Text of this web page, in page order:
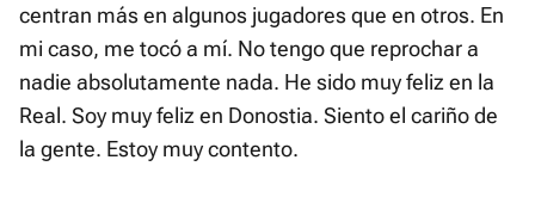
centran más en algunos jugadores que en otros. En
mi caso, me tocó a mí. No tengo que reprochar a
nadie absolutamente nada. He sido muy feliz en la
Real. Soy muy feliz en Donostia. Siento el cariño de
la gente. Estoy muy contento.